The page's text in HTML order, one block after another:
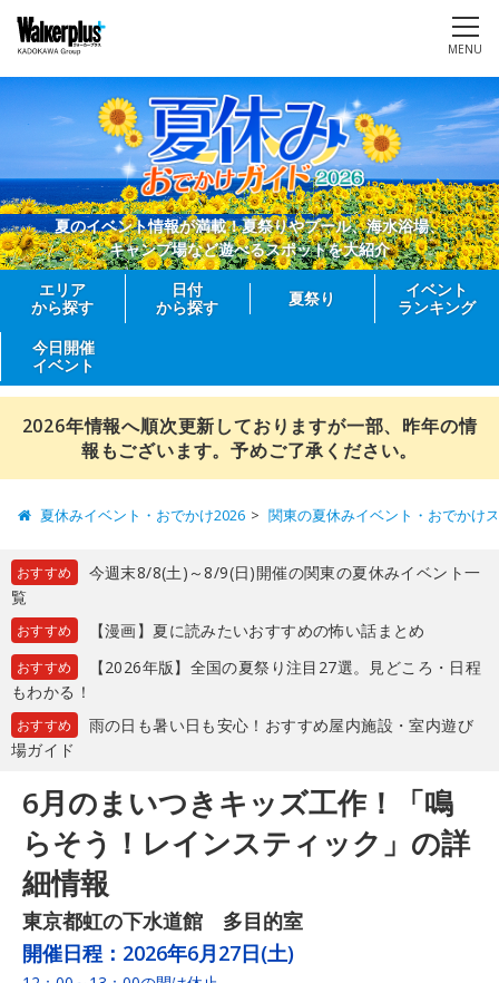
MENU
夏のイベント情報が満載！夏祭りやプール、海水浴場、
キャンプ場など遊べるスポットを大紹介
エリア
から探す
日付
から探す
夏祭り
イベント
ランキング
今日開催
イベント
2026年情報へ順次更新しておりますが一部、昨年の情
報もございます。予めご了承ください。
夏休みイベント・おでかけ2026 関東の夏休みイベント・おでかけ
おすすめ
今週末8/8(土)～8/9(日)開催の関東の夏休みイベント一
覧
おすすめ 【漫画】夏に読みたいおすすめの怖い話まとめ
おすすめ
【2026年版】全国の夏祭り注目27選。見どころ・日程
もわかる！
おすすめ
雨の日も暑い日も安心！おすすめ屋内施設・室内遊び
場ガイド
6月のまいつきキッズ工作！「鳴
らそう！レインスティック」の詳
細情報
東京都虹の下水道館 多目的室
開催日程： 2026年6月27日(土)